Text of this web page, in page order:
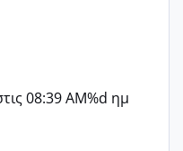
08:39 AM%d ημ